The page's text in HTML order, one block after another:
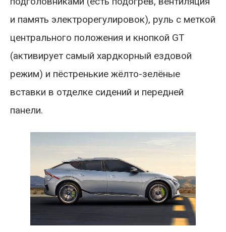
и память электрорегулировок), руль с меткой
центрального положения и кнопкой GT
(активирует самый хардкорный ездовой
режим) и пёстренькие жёлто-зелёные
вставки в отделке сидений и передней
панели.